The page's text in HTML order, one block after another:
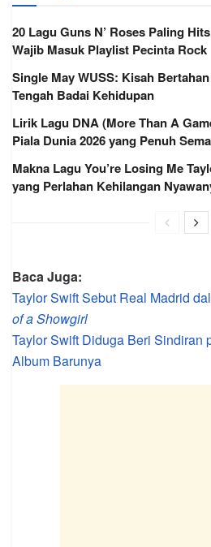
20 Lagu Guns N’ Roses Paling
Wajib Masuk Playlist Pecinta Rock
Single May WUSS: Kisah
Tengah Badai Kehidupan
Lirik Lagu DNA (More Than A
Piala Dunia 2026 yang Penuh
Makna Lagu You’re Losing Me
yang Perlahan Kehilangan
Baca Juga:
Taylor Swift Sebut Real Madrid
of a Showgirl
Taylor Swift Diduga Beri Sindiran
Album Barunya